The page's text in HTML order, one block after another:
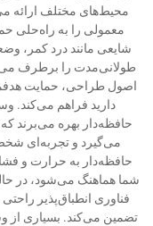
محیط‌های مختلف ارائه
معمولی را به راه‌حلی
شایعی مانند درد کمر،
طولانی‌مدت را برطرف
اصول طراحی، حمایت
دارید فراهم می‌کند.
حافظه‌دار بهره می‌برند
می‌گیرد و تجربه‌ای
حافظه‌دار به حرارت و
شما هماهنگ می‌شود، در
فناوری انطباق‌پذیر
تضمین می‌کند. بسیاری از